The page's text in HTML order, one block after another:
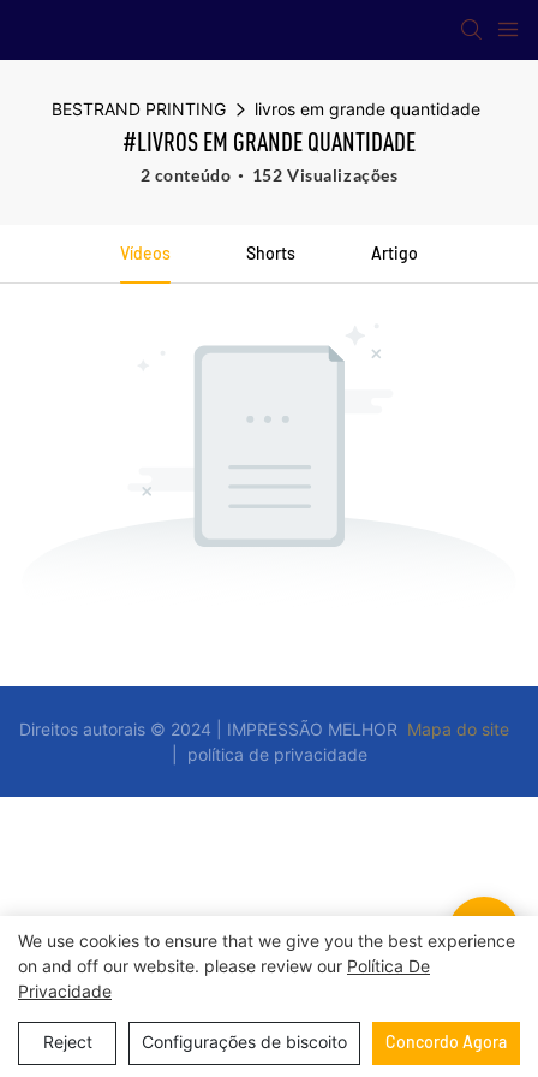
BESTRAND PRINTING livros em grande quantidade
#LIVROS EM GRANDE QUANTIDADE
2 conteúdo 152 Visualizações
Vídeos Shorts Artigo
Direitos autorais © 2024 | IMPRESSÃO MELHOR Mapa do site
política de privacidade
We use cookies to ensure that we give you the best experience
on and off our website. please review our Política De
Privacidade
Reject Configurações de biscoito Concordo Agora